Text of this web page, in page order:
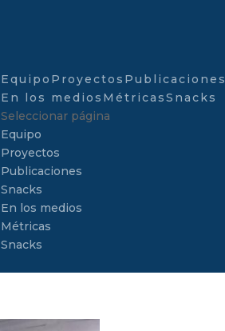
Equipo Proyectos Publicaciones
En los medios MétricasSnacks
Seleccionar página
Equipo
Proyectos
Publicaciones
Snacks
En los medios
Métricas
Snacks